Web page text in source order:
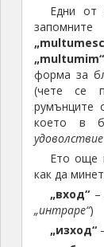
Едни от
„multumim“
форма за
(чете се
румънците
което в
Ето още
как да
„вход“–
„интраре“)
„изход“